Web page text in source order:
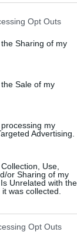
Opt Outs
Sharing of my
Sale of my
my
Advertising.
Use,
or Sharing of my
Unrelated with the
was collected.
Opt Outs
że dostałam
Przypominało
to nie żywą
dzień było
trwa 3 dni a raz 6
- forum dla
karkowa spirala
macicy
opryszczka